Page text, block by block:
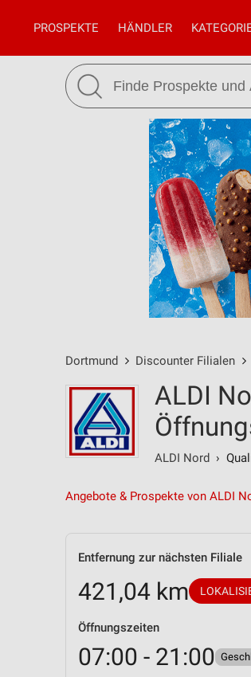
PROSPEKTE HÄNDLER
Dortmund Discounter Filialen
ALDI
ALDI Nord ›
Angebote & Prospekte von ALDI
Entfernung zur nächsten Filiale
421,04 km
Öffnungszeiten
07:00 - 21:00